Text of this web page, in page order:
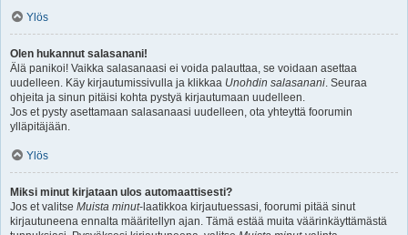
Ylös
Olen hukannut salasanani!
Älä panikoi! Vaikka salasanaasi ei voida palauttaa, se voidaan asettaa
uudelleen. Käy kirjautumissivulla ja klikkaa Unohdin salasanani. Seuraa
ohjeita ja sinun pitäisi kohta pystyä kirjautumaan uudelleen.
Jos et pysty asettamaan salasanaasi uudelleen, ota yhteyttä foorumin
ylläpitäjään.
Ylös
Miksi minut kirjataan ulos automaattisesti?
Jos et valitse Muista minut-laatikkoa kirjautuessasi, foorumi pitää sinut
kirjautuneena ennalta määritellyn ajan. Tämä estää muita väärinkäyttämästä